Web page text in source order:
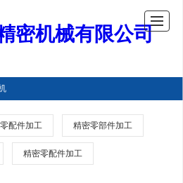
密机械有限公司
配件加工 精密零部件加工
精密零配件加工